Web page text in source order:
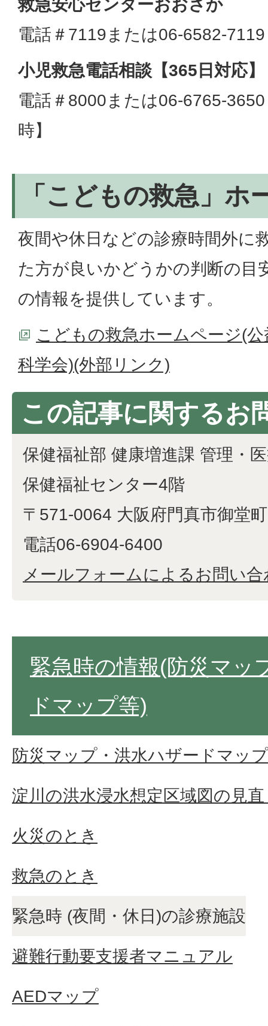
救急安心センターおおさか
電話＃7119または06-6582-
小児救急電話相談【365日対応】
電話＃8000または06-6765-
時】
「こどもの救急」ホ
夜間や休日などの診療時間外に
た方が良いかどうかの判断の目
の情報を提供しています。
こどもの救急ホームページ(
科学会)(外部リンク)
この記事に関するお
保健福祉部 健康増進課 管理・
保健福祉センター4階
〒571-0064 大阪府門真市御堂
電話06-6904-6400
メールフォームによるお問い合
緊急時の情報(防災マッ
ドマップ等)
防災マップ・洪水ハザードマッ
淀川の洪水浸水想定区域図の見
火災のとき
救急のとき
緊急時 (夜間・休日)の診療施設
避難行動要支援者マニュアル
AEDマップ